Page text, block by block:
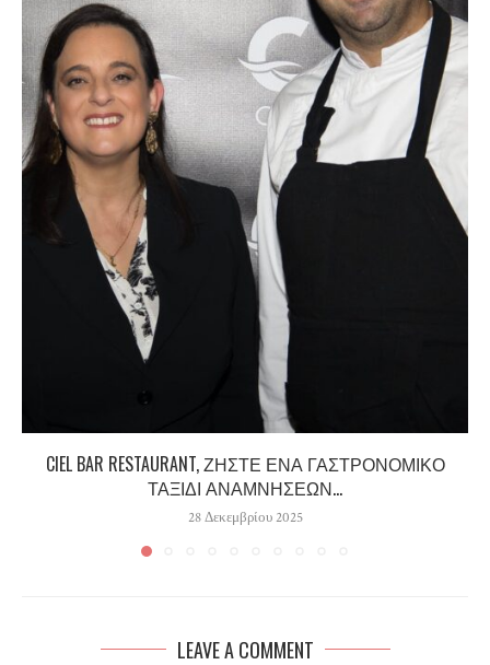
CIEL BAR RESTAURANT, ΖΉΣΤΕ ΈΝΑ ΓΑΣΤΡΟΝΟΜΙΚΌ
ΤΑΞΊΔΙ ΑΝΑΜΝΉΣΕΩΝ...
28 Δεκεμβρίου 2025
LEAVE A COMMENT